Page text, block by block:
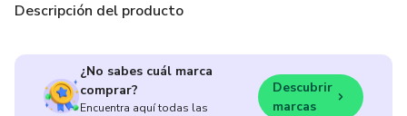
Descripción del producto
¿No sabes cuál marca
comprar?
Encuentra aquí todas las
Descubrir
marcas